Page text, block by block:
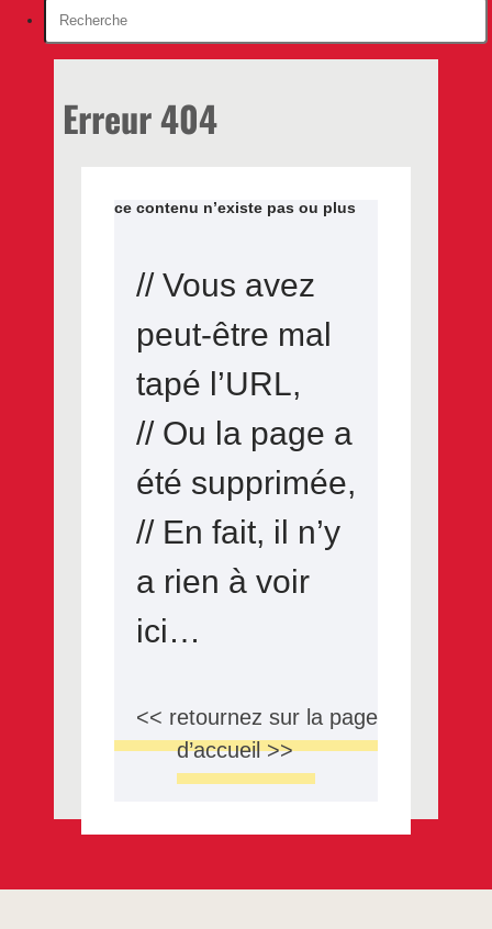
Erreur 404
ce contenu n’existe pas ou plus
// Vous avez
peut-être mal
tapé l’URL,
// Ou la page a
été supprimée,
// En fait, il n’y
a rien à voir
ici…
<< retournez sur la page
d’accueil >>